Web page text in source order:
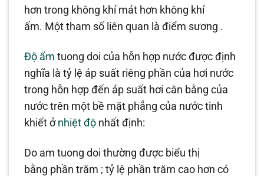
hơn trong không khí mát hơn không khí
ấm. Một tham số liên quan là điểm sương .
Độ ẩm tuong doi của hỗn hợp nước được định
nghĩa là tỷ lệ áp suất riêng phần của hơi nước
trong hỗn hợp đến áp suất hơi cân bằng của
nước trên một bề mặt phẳng của nước tinh
khiết ở nhiệt độ nhất định:
Do am tuong doi thường được biểu thị
bằng phần trăm ; tỷ lệ phần trăm cao hơn có